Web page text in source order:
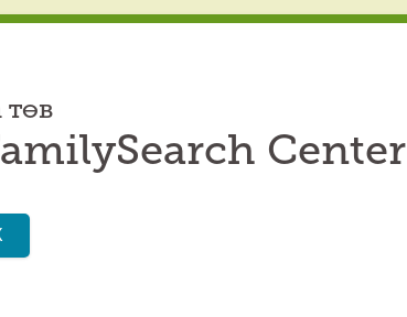
төв
Center